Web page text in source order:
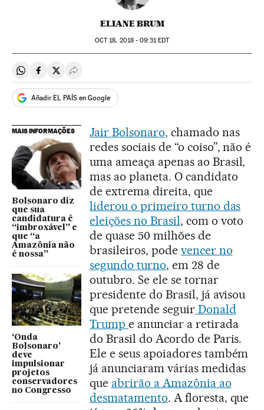
ELIANE BRUM
OCT18, 2018 - 09:31EDT
Compartir en Whatsapp
Compartir en Facebook
Compartir en Twitter
Desplegar Redes Sociales
Añadir EL PAÍS en Google
MAIS INFORMAÇÕES
Bolsonaro diz
que sua
candidatura é
“imbroxável” e
que “a
Amazônia não
é nossa”
‘Onda
Bolsonaro’
deve
impulsionar
projetos
conservadores
no Congresso
Jair Bolsonaro, chamado nas
redes sociais de “o coiso”, não é
uma ameaça apenas ao Brasil,
mas ao planeta. O candidato
de extrema direita, que
liderou o primeiro turno das
eleições no Brasil, com o voto
de quase 50 milhões de
brasileiros, pode vencer no
segundo turno, em 28 de
outubro. Se ele se tornar
presidente do Brasil, já avisou
que pretende seguirDonald
Trump e anunciar a retirada
do Brasil do Acordo de Paris.
Ele e seus apoiadores também
já anunciaram várias medidas
que abrirão a Amazônia ao
desmatamento. A floresta, que